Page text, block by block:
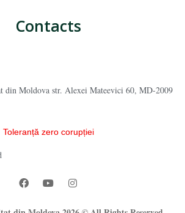
Contacts
din Moldova str. Alexei Mateevici 60, MD-2009
Toleranță zero corupției